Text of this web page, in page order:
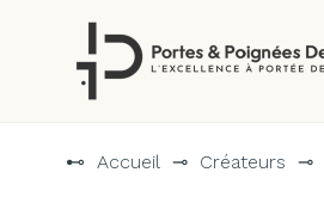
⊷ Accueil ⊸ Créateurs ⊸